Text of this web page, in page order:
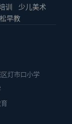
训
少儿美术
早教
灯市口小学